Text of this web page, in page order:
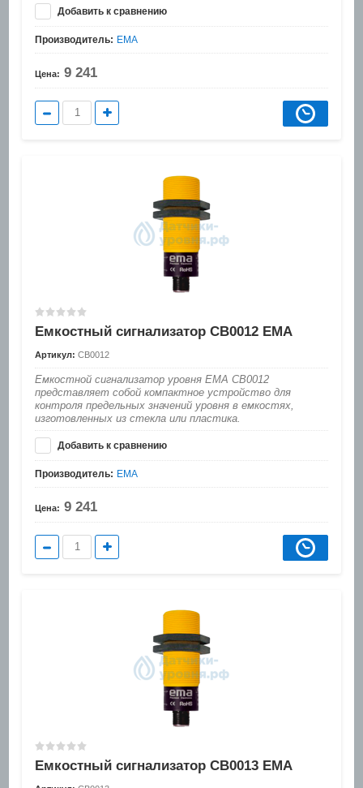
Добавить к сравнению
Производитель: EMA
Цена: 9 241
Емкостный сигнализатор CB0012 EMA
Артикул: CB0012
Емкостной сигнализатор уровня EMA CB0012
представляет собой компактное устройство для
контроля предельных значений уровня в емкостях,
изготовленных из стекла или пластика.
Добавить к сравнению
Производитель: EMA
Цена: 9 241
Емкостный сигнализатор CB0013 EMA